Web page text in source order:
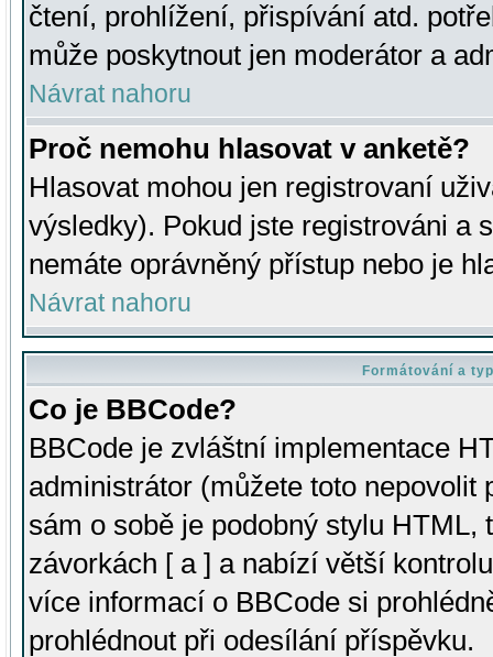
čtení, prohlížení, přispívání atd.
může poskytnout jen moderátor a
Návrat nahoru
Proč nemohu hlasovat v anketě?
Hlasovat mohou jen registrovaní
výsledky). Pokud jste registrováni a
nemáte oprávněný přístup nebo je
Návrat nahoru
Formátování a
Co je BBCode?
BBCode je zvláštní implementace
administrátor (můžete toto
sám o sobě je podobný stylu HTML,
závorkách [ a ] a nabízí větší
více informací o BBCode si
prohlédnout při odesílání příspěvku.